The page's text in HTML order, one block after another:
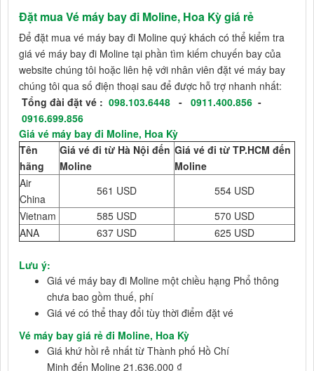
Đặt mua Vé máy bay đi Moline, Hoa Kỳ giá rẻ
Để đặt mua vé máy bay đi Moline quý khách có thể kiểm tra
giá vé máy bay đi Moline tại phần tìm kiếm chuyến bay của
website chúng tôi hoặc liên hệ với nhân viên đặt vé máy bay
chúng tôi qua số điện thoại sau để được hỗ trợ nhanh nhất:
Tổng đài đặt vé : 098.103.6448 - 0911.400.856 -
0916.699.856
Giá vé máy bay đi Moline, Hoa Kỳ
Tên
hãng
Giá vé đi từ Hà Nội đến
Moline
Giá vé đi từ TP.HCM đến
Moline
Air
China
561 USD
554 USD
Vietnam
585 USD
570 USD
ANA
637 USD 625 USD
Lưu ý:
Giá vé máy bay đi Moline một chiều hạng Phổ thông
chưa bao gồm thuế, phí
Giá vé có thể thay đổi tùy thời điểm đặt vé
Vé máy bay giá rẻ đi Moline, Hoa Kỳ
Giá khứ hồi rẻ nhất từ Thành phố Hồ Chí
Minh đến Moline 21.636.000 ₫